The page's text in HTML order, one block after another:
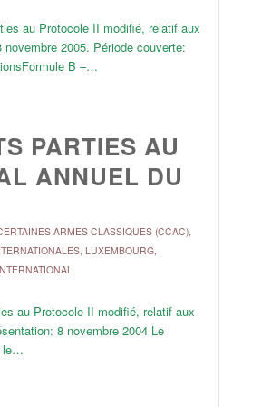
au Protocole II modifié, relatif aux
2005. Période couverte:
B –…
PARTIES AU
ANNUEL DU
ARMES CLASSIQUES (CCAC),
, LUXEMBOURG,
au Protocole II modifié, relatif aux
8 novembre 2004 Le
le…